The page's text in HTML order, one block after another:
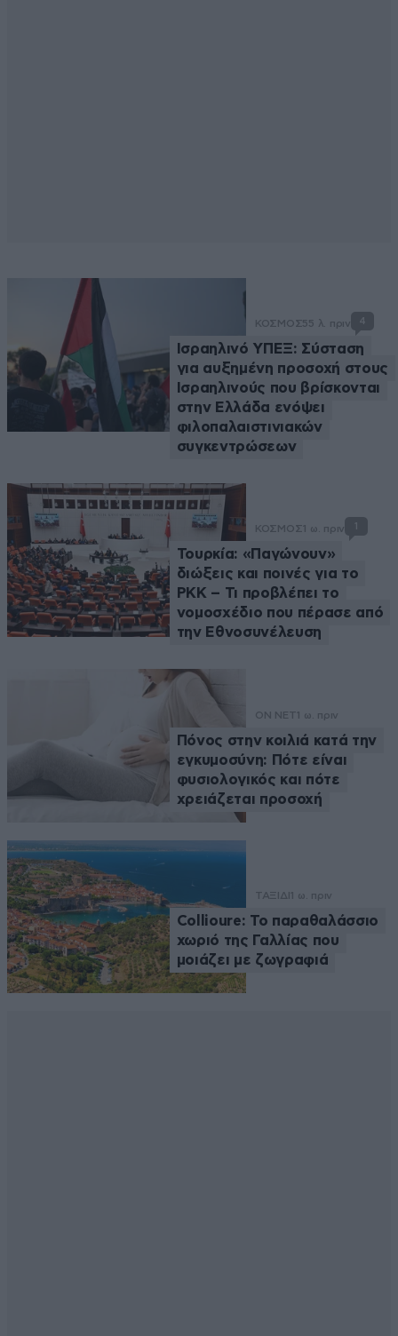
ΚΟΣΜΟΣ55 λ. πριν 4
Ισραηλινό ΥΠΕΞ: Σύσταση
για αυξημένη προσοχή στους
Ισραηλινούς που βρίσκονται
στην Ελλάδα ενόψει
φιλοπαλαιστινιακών
συγκεντρώσεων
ΚΟΣΜΟΣ 1 ω. πριν 1
Τουρκία: «Παγώνουν»
διώξεις και ποινές για το
PKK – Τι προβλέπει το
νομοσχέδιο που πέρασε από
την Εθνοσυνέλευση
ON NET 1 ω. πριν
Πόνος στην κοιλιά κατά την
εγκυμοσύνη: Πότε είναι
φυσιολογικός και πότε
χρειάζεται προσοχή
ΤΑΞΙΔΙ 1 ω. πριν
Collioure: Το παραθαλάσσιο
χωριό της Γαλλίας που
μοιάζει με ζωγραφιά